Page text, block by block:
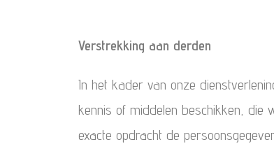
Verstrekking aan derden
In het kader van onze
kennis of middelen beschikken,
exacte opdracht de